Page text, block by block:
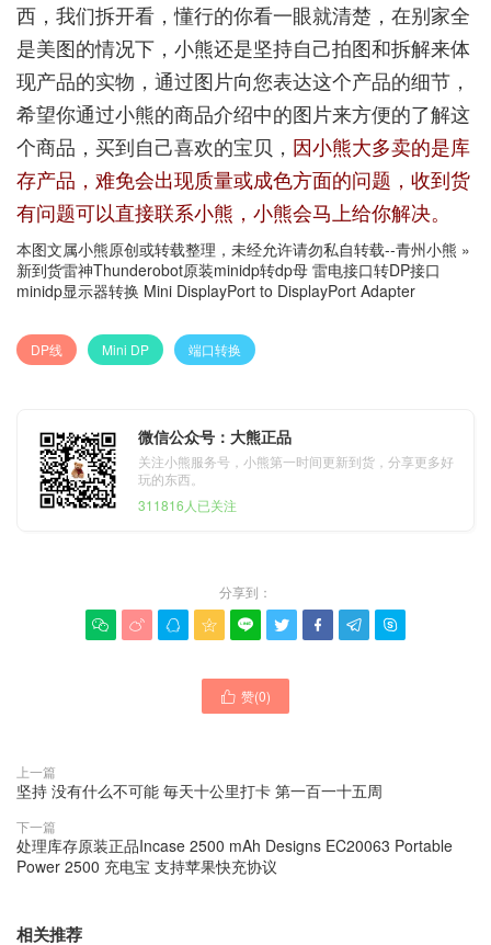
西，我们拆开看，懂行的你看一眼就清楚，在别家全
是美图的情况下，小熊还是坚持自己拍图和拆解来体
现产品的实物，通过图片向您表达这个产品的细节，
希望你通过小熊的商品介绍中的图片来方便的了解这
个商品，买到自己喜欢的宝贝， 因小熊大多卖的是库
存产品，难免会出现质量或成色方面的问题，收到货
有问题可以直接联系小熊，小熊会马上给你解决。
本图文属小熊原创或转载整理，未经允许请勿私自转载--青州小熊 »
新到货雷神Thunderobot原装minidp转dp母 雷电接口转DP接口
minidp显示器转换 Mini DisplayPort to DisplayPort Adapter
DP线 Mini DP 端口转换
微信公众号：大熊正品
关注小熊服务号，小熊第一时间更新到货，分享更多好
玩的东西。
311816人已关注
分享到：
        
 赞(0)
上一篇
坚持 没有什么不可能 毎天十公里打卡 第一百一十五周
下一篇
处理库存原装正品Incase 2500 mAh Designs EC20063 Portable
Power 2500 充电宝 支持苹果快充协议
相关推荐